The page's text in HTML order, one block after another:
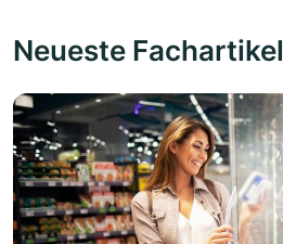
Neueste Fachartikel